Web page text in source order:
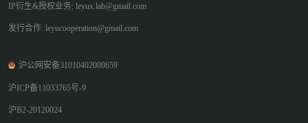
IP衍生&授权业务: leyux.lab@gmail.com
发行合作: leyucooperation@gmail.com
沪公网安备31010402000659
沪ICP备11033765号-9
沪B2-20120024